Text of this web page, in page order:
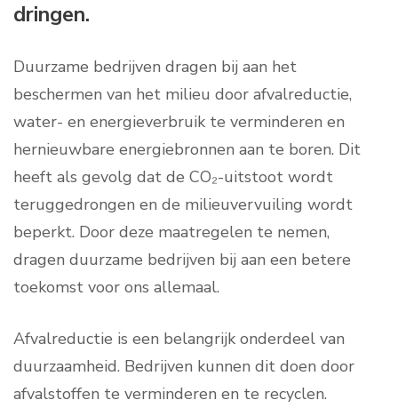
dringen.
Duurzame bedrijven dragen bij aan het
beschermen van het milieu door afvalreductie,
water- en energieverbruik te verminderen en
hernieuwbare energiebronnen aan te boren. Dit
heeft als gevolg dat de CO₂-uitstoot wordt
teruggedrongen en de milieuvervuiling wordt
beperkt. Door deze maatregelen te nemen,
dragen duurzame bedrijven bij aan een betere
toekomst voor ons allemaal.
Afvalreductie is een belangrijk onderdeel van
duurzaamheid. Bedrijven kunnen dit doen door
afvalstoffen te verminderen en te recyclen.